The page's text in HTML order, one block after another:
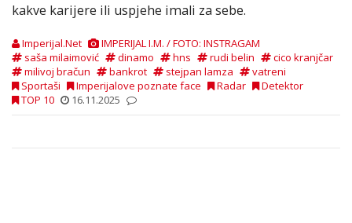
kakve karijere ili uspjehe imali za sebe.
Imperijal.Net
IMPERIJAL I.M. / FOTO: INSTRAGAM
saša milaimović
dinamo hns rudi belin
cico kranjčar
milivoj bračun
bankrot stejpan lamza
vatreni
Sportaši
Imperijalove poznate face Radar
Detektor
TOP 10
16.11.2025